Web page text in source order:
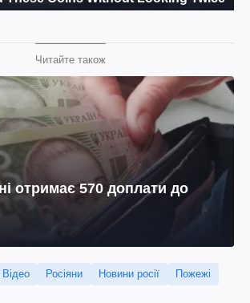
Читайте також
отримає 570 доплати до
Відео Росіяни Новини росії
Пожежі